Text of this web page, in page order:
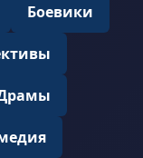
Боевики